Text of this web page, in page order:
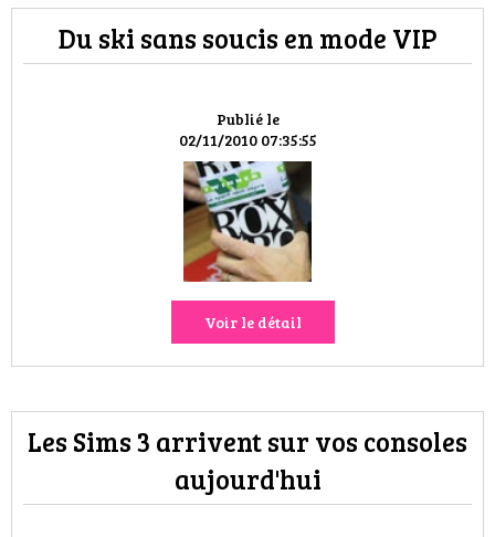
MODE DE RUE
JEUNES CRÉATEURS
HISTOIRE DES MARQUES
DÉCO
VOYAGES & LOISIRS
Publié le
02/11/2010 07:35:55
Du ski sans soucis en mode VIP
Voir le détail
Les Sims 3 arrivent sur vos consoles
aujourd'hui